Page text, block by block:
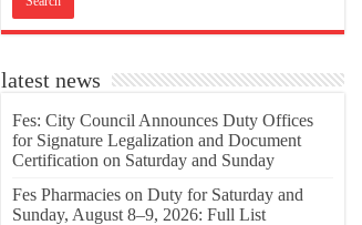
latest news
Fes: City Council Announces Duty Offices
for Signature Legalization and Document
Certification on Saturday and Sunday
Fes Pharmacies on Duty for Saturday and
Sunday, August 8–9, 2026: Full List